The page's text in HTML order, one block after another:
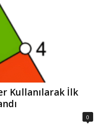
Kullanılarak İlk
0